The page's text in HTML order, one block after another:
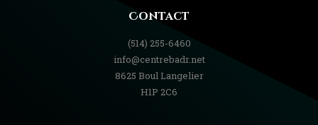
Contact
(514) 255-6460
info@centrebadr.net
8625 Boul Langelier
H1P 2C6